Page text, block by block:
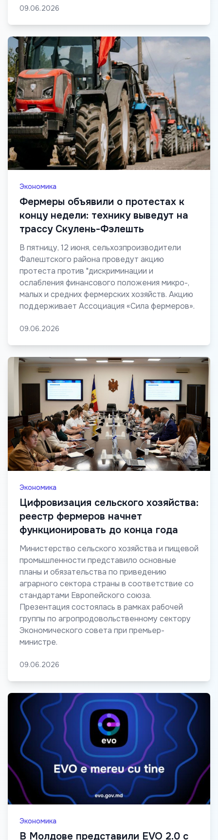
09.06.2026
Экономика
Фермеры объявили о протестах к
концу недели: технику выведут на
трассу Скулень-Фэлешть
В пятницу, 12 июня, сельхозпроизводители
Фалештского района проведут акцию
протеста против "дискриминации и
ослабления финансового положения микро-,
малых и средних фермерских хозяйств. Акцию
поддерживает Ассоциация «Сила фермеров».
09.06.2026
Экономика
Цифровизация сельского хозяйства:
реестр фермеров начнет
функционировать до конца года
Министерство сельского хозяйства и пищевой
промышленности представило основные
планы и обязательства по приведению
аграрного сектора страны в соответствие со
стандартами Европейского союза.
Презентация состоялась в рамках рабочей
группы по агропродовольственному сектору
Экономического совета при премьер-
министре.
09.06.2026
Экономика
В Молдове представили EVO 2.0 с